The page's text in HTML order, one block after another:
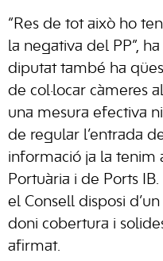
“Res de tot això ho
la negativa del PP”,
diputat també ha
de col·locar càmeres
una mesura efectiva
de regular l’entrada
informació ja la tenim
Portuària i de Ports
el Consell disposi
doni cobertura i
afirmat.